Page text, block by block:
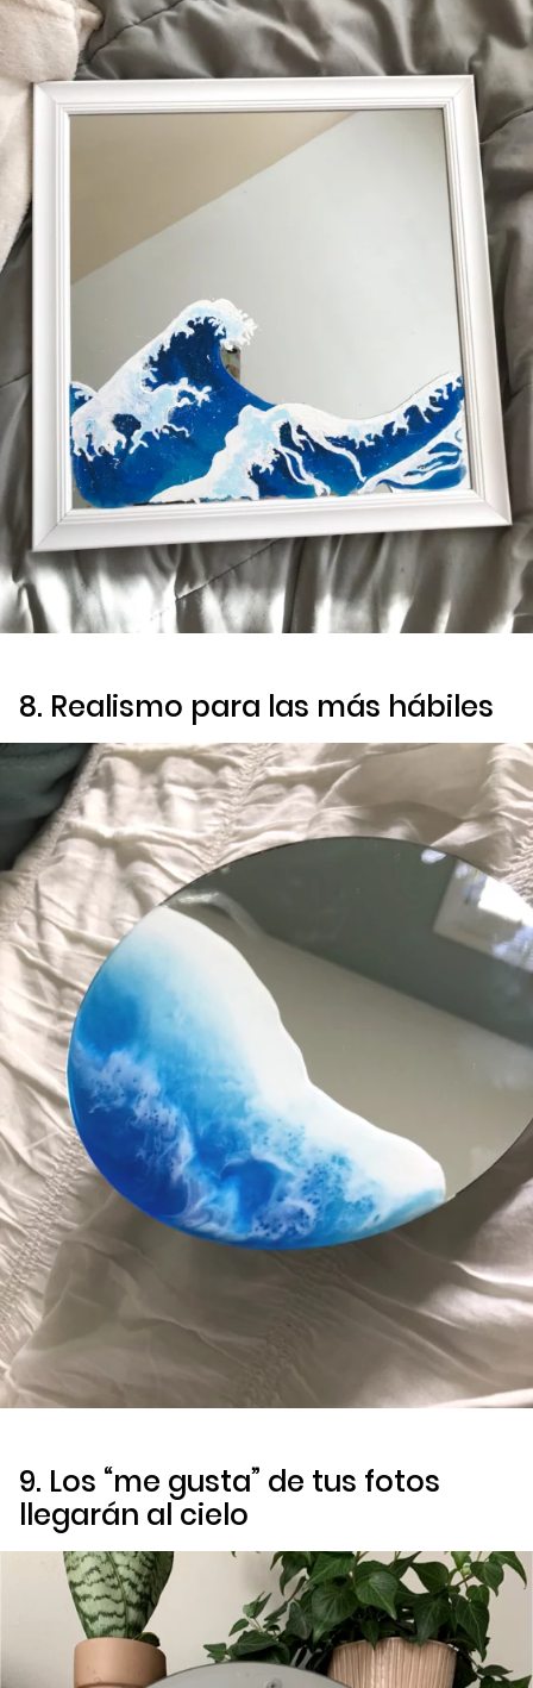
8. Realismo para las más hábiles
9. Los “me gusta” de tus fotos
llegarán al cielo